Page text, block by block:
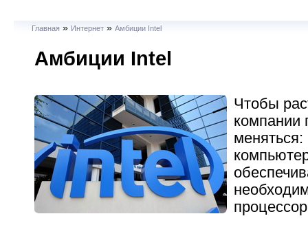
Главная » Интернет »Амбиции Intel
Амбиции Intel
Чтобы
компании